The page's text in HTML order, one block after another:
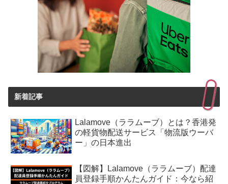
新着記事
Lalamove（ララムーブ）とは？香港発
の軽貨物配送サービス「物流版ウーバ
ー」の日本進出
【図解】Lalamove（ララムーブ）配達
員登録手順かんたんガイド：今なら紹